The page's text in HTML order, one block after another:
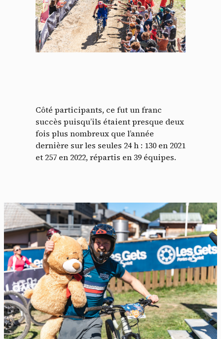
Côté participants, ce fut un franc
succès puisqu’ils étaient presque deux
fois plus nombreux que l’année
dernière sur les seules 24 h : 130 en 2021
et 257 en 2022, répartis en 39 équipes.